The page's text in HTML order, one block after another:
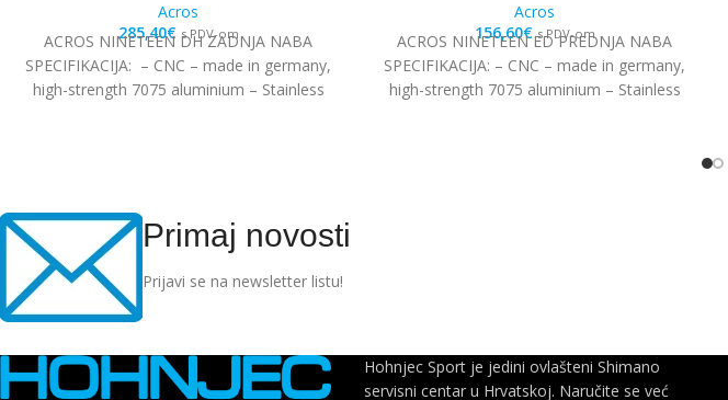
Acros
285,40€ s PDV-om
ACROS NINETEEN DH ZADNJA NABA
SPECIFIKACIJA: – CNC – made in germany,
high-strength 7075 aluminium – Stainless
Acros
156,60€ s PDV-om
ACROS NINETEEN ED PREDNJA NABA
SPECIFIKACIJA: – CNC – made in germany,
high-strength 7075 aluminium – Stainless
Primaj novosti
Prijavi se na newsletter listu!
Hohnjec Sport je jedini ovlašteni Shimano
servisni centar u Hrvatskoj. Naručite se već